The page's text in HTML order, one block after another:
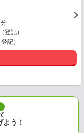
登記）
記）
う！